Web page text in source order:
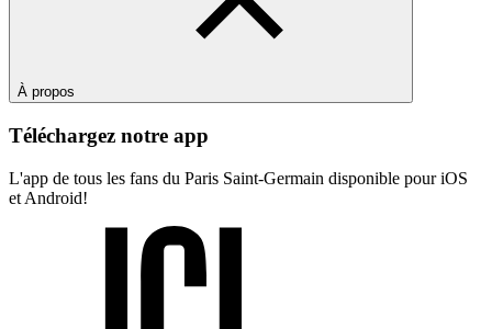
À propos
Téléchargez notre app
L'app de tous les fans du Paris Saint-Germain disponible pour iOS
et Android!